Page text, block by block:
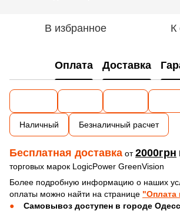
В избранное К
Оплата Доставка
Наличный Безналичный расчет
Бесплатная доставка от2000грн
торговых марок LogicPower GreenVision
Более подробную информацию о наших
оплаты можно найти на странице "Оплата
Самовывоз доступен в городе